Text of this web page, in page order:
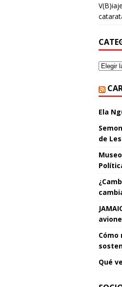
Ela
de
Cómo
Qué